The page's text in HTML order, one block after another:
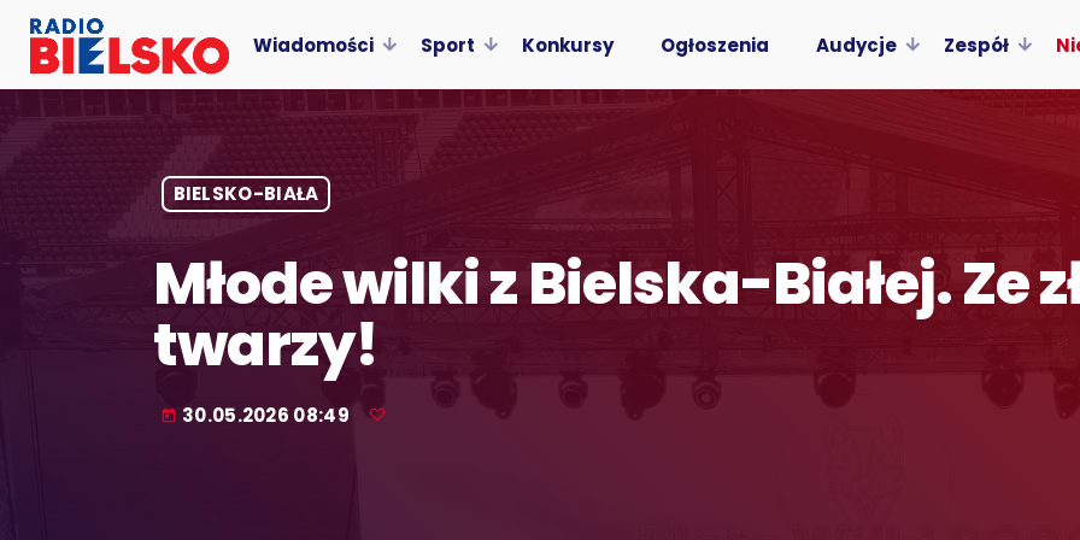
Wiadomości Sport Konkursy Ogłoszenia Audycje Zespół
BIELSKO-BIAŁA
Młode wilki z Bielska-Białej. Ze
twarzy!
today 30.05.2026 08:49